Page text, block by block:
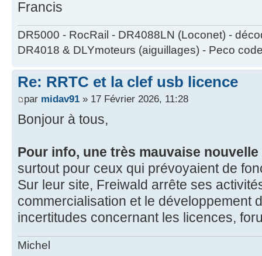
Francis
DR5000 - RocRail - DR4088LN (Loconet) -
DR4018 & DLYmoteurs (aiguillages) - Peco
Re: RRTC et la clef usb licence
par midav91 » 17 Février 2026, 11:28
Bonjour à tous,
Pour info, une très mauvaise nouvelle
surtout pour ceux qui prévoyaient de
Sur leur site, Freiwald arrête ses
commercialisation et le développement
incertitudes concernant les licences,
Michel